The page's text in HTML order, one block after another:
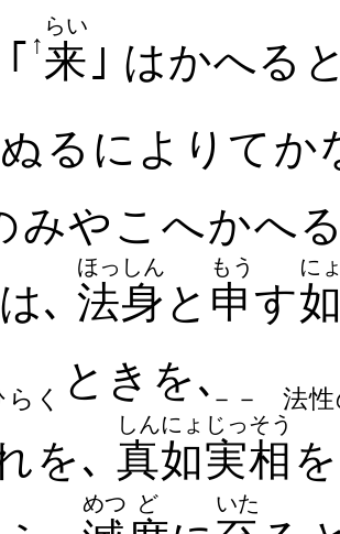
↑来
らい
｣ は​かへる​
る​によりて​か
みやこ​へ​かへ
､ 法身
ほっしん
と 申
もう
す
に
く ​とき​を､ －－ 法
を､ 真如
しんにょ
実相
じっそう
を
めつ ど いた